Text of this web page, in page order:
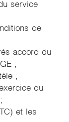
service
de
accord du
;
;
du
et les